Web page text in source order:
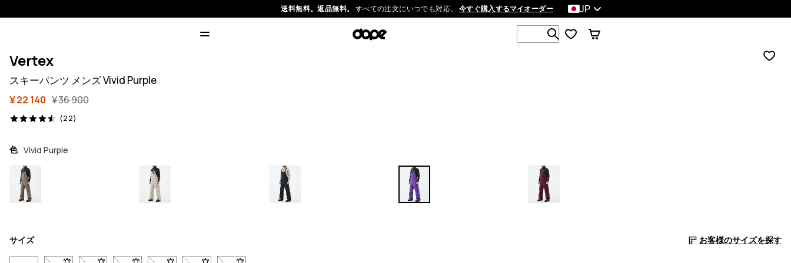
送料無料。返品無料。 すべての注文にいつでも対応。 今すぐ購入するマイオーダー JP
1 000以上の商品を検索
Vertex
スキーパンツ メンズ Vivid Purple
¥ 22 140 ¥ 36 900
(22)
22 レビュー, 4.5/5
色 Vivid Purple
サイズ お客様のサイズを探す